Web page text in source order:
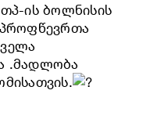
ის ბოლნისის
.მადლობა